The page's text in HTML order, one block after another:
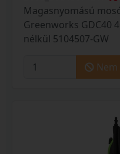
Magasnyomású
Greenworks GDC40
nélkül 5104507-GW